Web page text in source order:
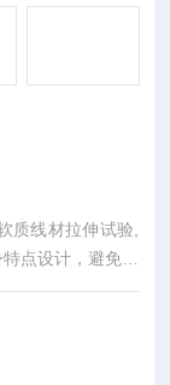
质线材拉伸试验,
点设计，避免了
.同样适用于小规